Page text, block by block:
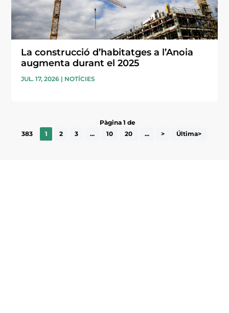
La construcció d’habitatges a l’Anoia
augmenta durant el 2025
JUL. 17, 2026 | NOTÍCIES
Pàgina 1 de
383
1 2 3 ... 10 20 ... > Última>